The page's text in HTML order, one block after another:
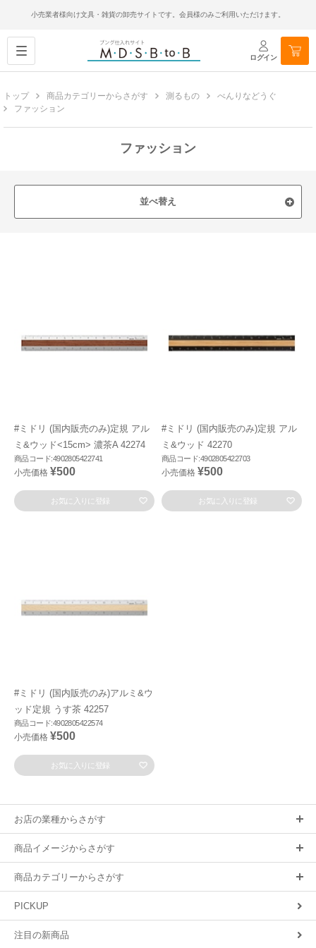
小売業者様向け文具・雑貨の卸売サイトです。会員様のみご利用いただけます。
ログイン
トップ 商品カテゴリーからさがす 測るもの
べんりなどうぐ
ファッション
ファッション
並べ替え
#ミドリ (国内販売のみ)定規 アル
ミ&ウッド<15cm> 濃茶A 42274
商品コード:4902805422741
小売価格 ¥500
お気に入りに登録
#ミドリ (国内販売のみ)定規 アル
ミ&ウッド 42270
商品コード:4902805422703
小売価格 ¥500
お気に入りに登録
#ミドリ (国内販売のみ)アルミ&ウ
ッド定規 うす茶 42257
商品コード:4902805422574
小売価格 ¥500
お気に入りに登録
お店の業種からさがす
商品イメージからさがす
商品カテゴリーからさがす
PICKUP
注目の新商品